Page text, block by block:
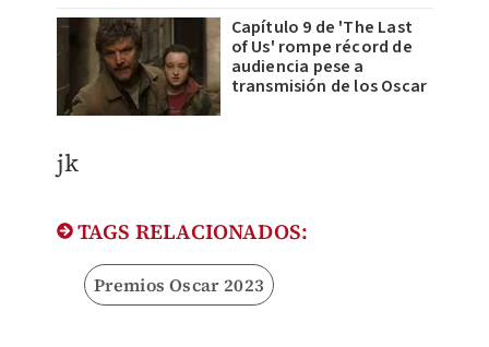
Capítulo 9 de 'The Last
of Us' rompe récord de
audiencia pese a
transmisión de los Oscar
jk
TAGS RELACIONADOS:
Premios Oscar 2023